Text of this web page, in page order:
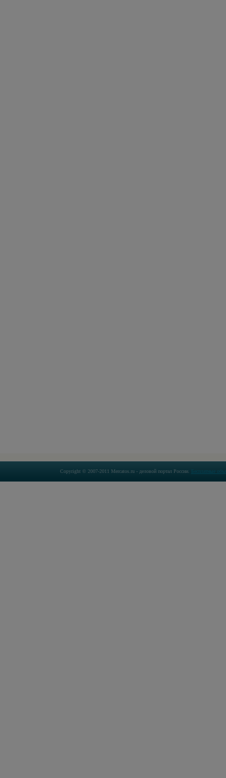
Copyright © 2007-2011 Mercatos.ru - деловой портал России. Бесплатные